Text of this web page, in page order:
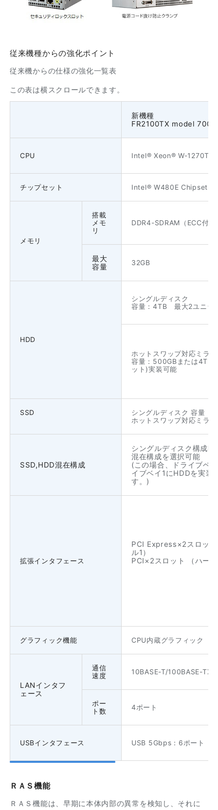
従来機種からの強化ポイント
従来機からの仕様の強化一覧表
この表は横スクロールできます。
新機種
FR2100TX model 700
CPU Intel® Xeon® W-
チップセット Intel® W480E Chipset
メモリ
搭載
メモ
リ
DDR4-SDRAM（ECC付き
最大
容量
32GB
HDD
シングルディスク
容量：4TB 最大2ユニッ
ホットスワップ対応ミラ
容量：500GBまたは4TB
ット)実装可能
SSD
シングルディスク 容量：
ホットスワップ対応ミラ
SSD,HDD混在構成
シングルディスク構成
混在構成を選択可能
(この場合、ドライブベ
イブベイ1にHDDを実装
す。)
拡張インタフェース
PCI Express×2スロッ
ル1）
PCI×2スロット （ハー
グラフィック機能 CPU内蔵グラフィック
LANインタフ
ェース
通信
速度
10BASE-T/100BASE-TX/
ポー
ト数
4ポート
USBインタフェース USB 5Gbps：6ポート
ＲＡＳ機能
ＲＡＳ機能は、早期に本体内部の異常を検知し、それに